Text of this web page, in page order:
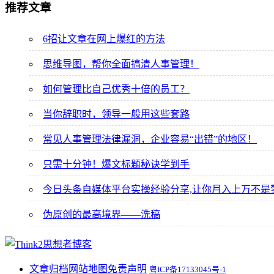
推荐文章
6招让文章在网上爆红的方法
思维导图，帮你全面搞清人事管理！
如何管理比自己优秀十倍的员工？
当你辞职时，领导一般用这些套路
常见人事管理法律漏洞，企业容易“出错”的地区！
只需十分钟！爆文标题秘诀学到手
今日头条自媒体平台实操经验分享,让你月入上万不是
伪原创的最高境界——洗稿
文章归档 网站地图 免责声明 粤ICP备17133045号-1